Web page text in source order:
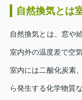
自然換気とは
自然換気とは、窓や
室内外の温度差で空
室内には二酸化炭素
ら発生する化学物質